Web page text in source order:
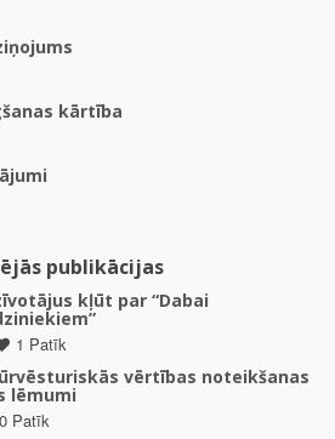
kārtība
publikācijas
kļūt par “Dabai
1 Patīk
vērtības noteikšanas
lēmumi
0 Patīk